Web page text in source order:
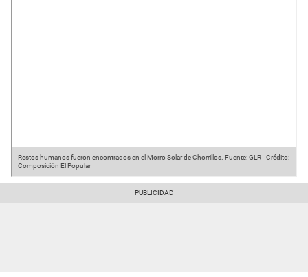
Restos humanos fueron encontrados en el Morro Solar de Chorrillos. Fuente: GLR-Crédito:
Composición El Popular